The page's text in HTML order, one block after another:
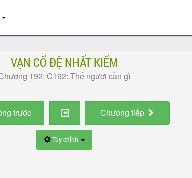
VẠN CỔ ĐỆ NHẤT KIẾM
192: C192: Thế ngươi cần gì
trước Chương tiếp
Tùy chỉnh